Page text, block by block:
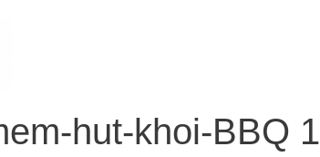
hut-khoi-BBQ 1